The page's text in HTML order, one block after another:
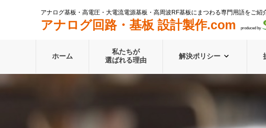
アナログ基板・高電圧・大電流電源基板・高周波RF基板にまつわる専門用語をご紹
アナログ回路・基板 設計製作.com produced by
ホーム
私たちが
選ばれる理由
解決ポリシー